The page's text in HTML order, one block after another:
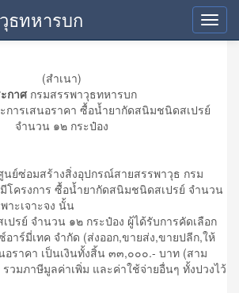
ธทหารบก
รเสนอราคา
(สำเนา)
กาศกรมสรรพาวุธทหารบก
การเสนอราคา ซื้อน้ำยากัดสนิมชนิดสเปรย์
จำนวน ๑๒ กระป๋อง
นย์ซ่อมสร้างสิ่งอุปกรณ์สายสรรพาวุธ กรม
โครงการ ซื้อน้ำยากัดสนิมชนิดสเปรย์ จำนวน
าะเจาะจง นั้น
รย์ จำนวน ๑๒ กระป๋อง ผู้ได้รับการคัดเลือก
าร์มี่เทค จำกัด (ส่งออก,ขายส่ง,ขายปลีก,ให้
อราคา เป็นเงินทั้งสิ้น ๓๓,๐๐๐.- บาท (สาม
มภาษีมูลค่าเพิ่ม และค่าใช้จ่ายอื่นๆ ทั้งปวงไว้